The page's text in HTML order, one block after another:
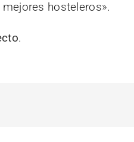
hosteleros».
.